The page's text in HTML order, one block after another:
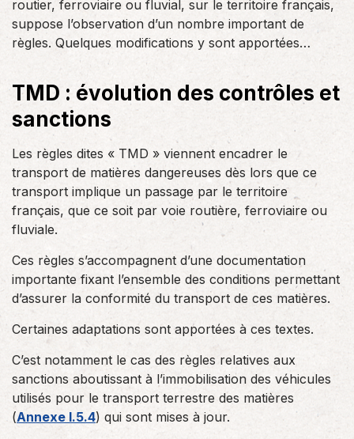
routier, ferroviaire ou fluvial, sur le territoire français,
suppose l’observation d’un nombre important de
règles. Quelques modifications y sont apportées…
TMD : évolution des contrôles et
sanctions
Les règles dites « TMD » viennent encadrer le
transport de matières dangereuses dès lors que ce
transport implique un passage par le territoire
français, que ce soit par voie routière, ferroviaire ou
fluviale.
Ces règles s’accompagnent d’une documentation
importante fixant l’ensemble des conditions permettant
d’assurer la conformité du transport de ces matières.
Certaines adaptations sont apportées à ces textes.
C’est notamment le cas des règles relatives aux
sanctions aboutissant à l’immobilisation des véhicules
utilisés pour le transport terrestre des matières
(Annexe I.5.4) qui sont mises à jour.